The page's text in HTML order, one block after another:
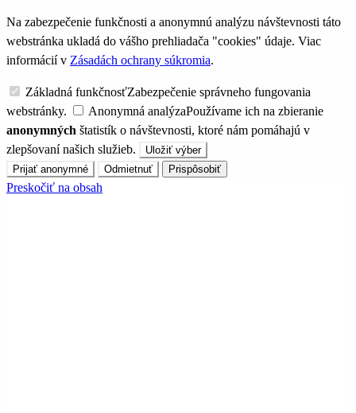
Na zabezpečenie funkčnosti a anonymnú analýzu návštevnosti táto
webstránka ukladá do vášho prehliadača "cookies" údaje. Viac
informácií v Zásadách ochrany súkromia.
Základná funkčnosťZabezpečenie správneho fungovania
webstránky.
Anonymná analýzaPoužívame ich na zbieranie
anonymných štatistík o návštevnosti, ktoré nám pomáhajú v
zlepšovaní našich služieb.
Uložiť výber
Prijať anonymné
Odmietnuť Prispôsobiť
Preskočiť na obsah